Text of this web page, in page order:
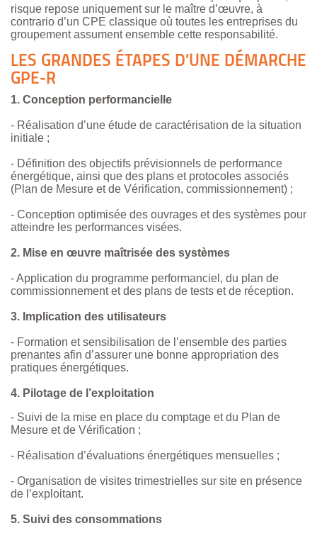
risque repose uniquement sur le maître d’œuvre, à
contrario d’un CPE classique où toutes les entreprises du
groupement assument ensemble cette responsabilité.
LES GRANDES ÉTAPES D’UNE DÉMARCHE
GPE-R
1. Conception performancielle
- Réalisation d’une étude de caractérisation de la situation
initiale ;
- Définition des objectifs prévisionnels de performance
énergétique, ainsi que des plans et protocoles associés
(Plan de Mesure et de Vérification, commissionnement) ;
- Conception optimisée des ouvrages et des systèmes pour
atteindre les performances visées.
2. Mise en œuvre maîtrisée des systèmes
- Application du programme performanciel, du plan de
commissionnement et des plans de tests et de réception.
3. Implication des utilisateurs
- Formation et sensibilisation de l’ensemble des parties
prenantes afin d’assurer une bonne appropriation des
pratiques énergétiques.
4. Pilotage de l’exploitation
- Suivi de la mise en place du comptage et du Plan de
Mesure et de Vérification ;
- Réalisation d’évaluations énergétiques mensuelles ;
- Organisation de visites trimestrielles sur site en présence
de l’exploitant.
5. Suivi des consommations